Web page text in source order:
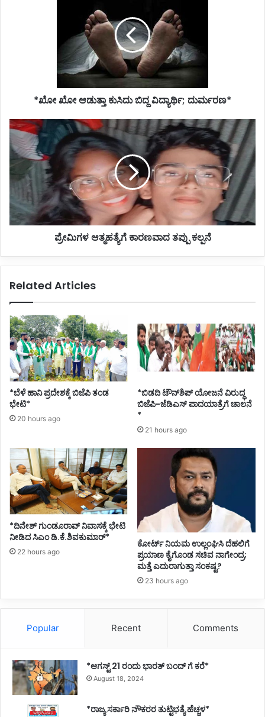
*ಖೋ ಖೋ ಆಡುತ್ತಾ ಕುಸಿದು ಬಿದ್ದ ವಿದ್ಯಾರ್ಥಿ; ದುರ್ಮರಣ*
ಪ್ರೇಮಿಗಳ
ಆತ್ಮಹತ್ಯೆಗೆ
ಕಾರಣವಾದ
ತಪ್ಪು
ಕಲ್ಪನೆ
ಪ್ರೇಮಿಗಳ ಆತ್ಮಹತ್ಯೆಗೆ ಕಾರಣವಾದ ತಪ್ಪು ಕಲ್ಪನೆ
Related Articles
*ಬೆಳೆ ಹಾನಿ ಪ್ರದೇಶಕ್ಕೆ ಬಿಜೆಪಿ ತಂಡ
ಭೇಟಿ*
20 hours ago
*ಬಿಡದಿ ಟೌನ್‌ಶಿಪ್ ಯೋಜನೆ ವಿರುದ್ಧ
ಬಿಜೆಪಿ-ಜೆಡಿಎಸ್ ಪಾದಯಾತ್ರೆಗೆ ಚಾಲನೆ
*
21 hours ago
*ದಿನೇಶ್ ಗುಂಡೂರಾವ್ ನಿವಾಸಕ್ಕೆ ಭೇಟಿ
ನೀಡಿದ ಸಿಎಂ ಡಿ.ಕೆ.ಶಿವಕುಮಾರ್*
22 hours ago
ಕೋರ್ಟ್ ನಿಯಮ ಉಲ್ಲಂಘಿಸಿ ದೆಹಲಿಗೆ
ಪ್ರಯಾಣ ಕೈಗೊಂಡ ಸಚಿವ ನಾಗೇಂದ್ರ;
ಮತ್ತೆ ಎದುರಾಗುತ್ತಾ ಸಂಕಷ್ಟ?
23 hours ago
Popular Recent Comments
*ಆಗಸ್ಟ್ 21 ರಂದು ಭಾರತ್‌ ಬಂದ್‌ ಗೆ ಕರೆ*
August 18, 2024
*ರಾಜ್ಯ ಸರ್ಕಾರಿ ನೌಕರರ ತುಟ್ಟಿಭತ್ಯೆ ಹೆಚ್ಚಳ*